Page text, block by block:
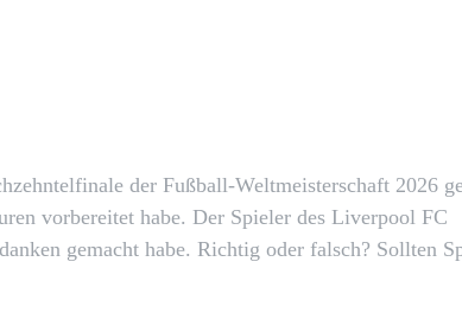
der Fußball-Weltmeisterschaft 2026
vorbereitet habe. Der Spieler des Liverpool FC
gemacht habe. Richtig oder falsch? Sollten